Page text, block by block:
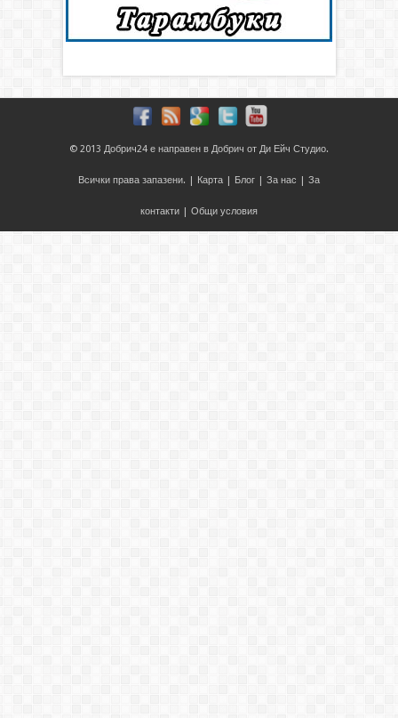
© 2013 Добрич24 е направен в Добрич от Ди Ейч Студио.
Всички права запазени. | Карта Блог За нас За
контакти Общи условия